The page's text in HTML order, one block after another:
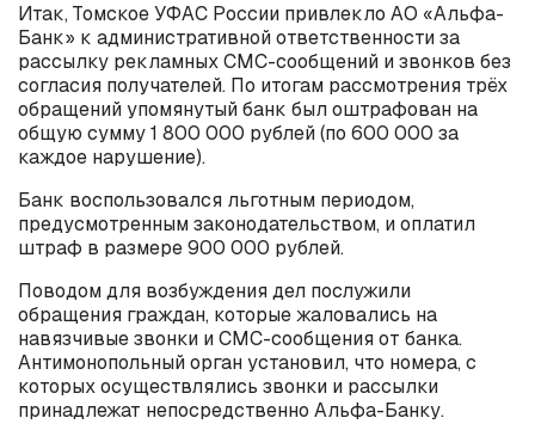
Итак, Томское УФАС России привлекло АО «Альфа-
Банк» к административной ответственности за
рассылку рекламных СМС-сообщений и звонков без
согласия получателей. По итогам рассмотрения трёх
обращений упомянутый банк был оштрафован на
общую сумму 1 800 000 рублей (по 600 000 за
каждое нарушение).
Банк воспользовался льготным периодом,
предусмотренным законодательством, и оплатил
штраф в размере 900 000 рублей.
Поводом для возбуждения дел послужили
обращения граждан, которые жаловались на
навязчивые звонки и СМС-сообщения от банка.
Антимонопольный орган установил, что номера, с
которых осуществлялись звонки и рассылки
принадлежат непосредственно Альфа-Банку.